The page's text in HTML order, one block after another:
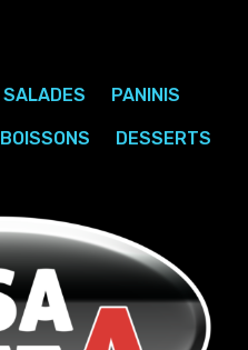
SALADES PANINIS
BOISSONS DESSERTS